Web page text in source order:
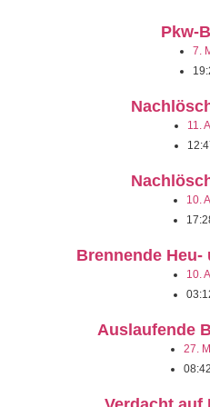
Pkw-
7.
11.
10.
Brennende
10.
Auslaufende
27.
08:42